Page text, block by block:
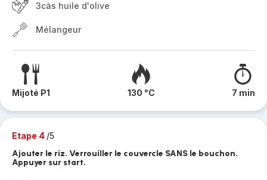
3càs huile d'olive
Mélangeur
Mijoté P1 130 °C 7 min
Etape 4 /5
Ajouter le riz. Verrouiller le couvercle SANS le bouchon.
Appuyer sur start.